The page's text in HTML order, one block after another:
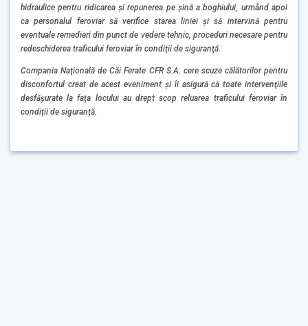
hidraulice pentru ridicarea şi repunerea pe şină a boghiului, urmând apoi
ca personalul feroviar să verifice starea liniei şi să intervină pentru
eventuale remedieri din punct de vedere tehnic, proceduri necesare pentru
redeschiderea traficului feroviar în condiţii de siguranţă.
Compania Naţională de Căi Ferate CFR S.A. cere scuze călătorilor pentru
disconfortul creat de acest eveniment şi îi asigură că toate intervenţiile
desfăşurate la faţa locului au drept scop reluarea traficului feroviar în
condiţii de siguranţă.